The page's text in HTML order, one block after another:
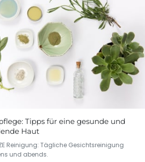
Tipps für eine gesunde und
Haut
Reinigung: Tägliche Gesichtsreinigung
und abends.